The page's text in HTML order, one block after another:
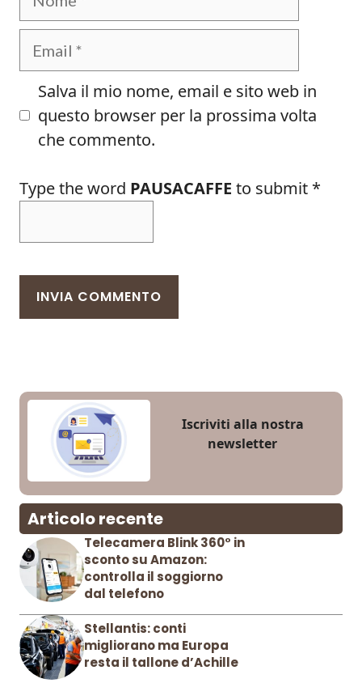
Salva il mio nome, email e sito web in
questo browser per la prossima volta
che commento.
Type the word PAUSACAFFE to submit *
Iscriviti alla nostra
newsletter
Articolo recente
Telecamera Blink 360° in
sconto su Amazon:
controlla il soggiorno
dal telefono
Stellantis: conti
migliorano ma Europa
resta il tallone d’Achille